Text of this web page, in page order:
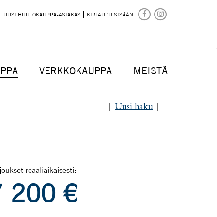
UUSI HUUTOKAUPPA-ASIAKAS KIRJAUDU SISÄÄN
VERKKOKAUPPA MEISTÄ
Uusi haku
reaaliaikaisesti:
200 €